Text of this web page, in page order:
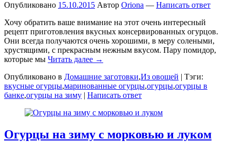
Опубликовано 15.10.2015 Автор Oriona — Написать ответ
Хочу обратить ваше внимание на этот очень интересный
рецепт приготовления вкусных консервированных огурцов.
Они всегда получаются очень хорошими, в меру солеными,
хрустящими, с прекрасным нежным вкусом. Пару помидор,
которые мы Читать далее →
Опубликовано в Домашние заготовки,Из овощей | Тэги:
вкусные огурцы,маринованные огурцы,огурцы,огурцы в
банке,огурцы на зиму | Написать ответ
Огурцы на зиму с морковью и луком